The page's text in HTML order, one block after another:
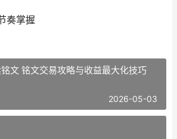
奏掌握
文 铭文交易攻略与收益最大化技巧
2026-05-03